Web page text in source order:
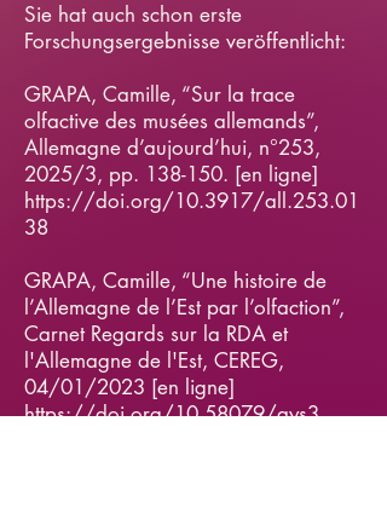
Sie hat auch schon erste
Forschungsergebnisse veröffentlicht:
GRAPA, Camille, “Sur la trace
olfactive des musées allemands”,
Allemagne d’aujourd’hui, n°253,
2025/3, pp. 138-150. [en ligne]
https://doi.org/10.3917/all.253.01
38
GRAPA, Camille, “Une histoire de
l’Allemagne de l’Est par l’olfaction”,
Carnet Regards sur la RDA et
l'Allemagne de l'Est, CEREG,
04/01/2023 [en ligne]
https://doi.org/10.58079/ays3